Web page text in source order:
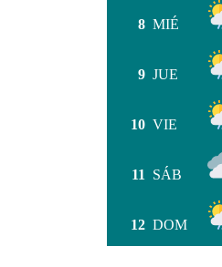
8 MIÉ
9 JUE
10 VIE
11 SÁB
12 DOM